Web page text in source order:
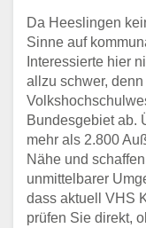
Da Heeslingen
Sinne auf
Interessierte hier
allzu schwer,
Bundesgebiet ab.
mehr als 2.800
Nähe und
unmittelbarer
dass aktuell VHS
prüfen Sie direkt,